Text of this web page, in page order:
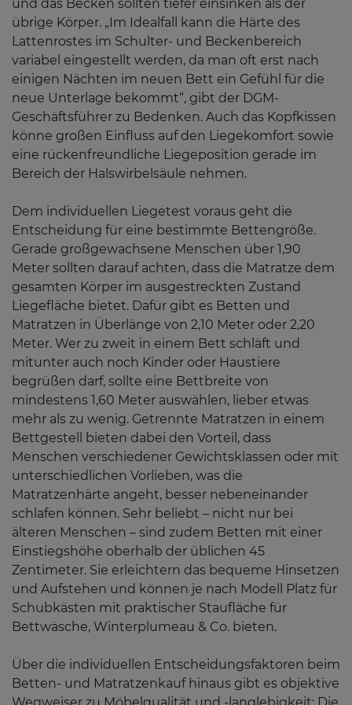
und das Becken sollten tiefer einsinken als der
übrige Körper. „Im Idealfall kann die Härte des
Lattenrostes im Schulter- und Beckenbereich
variabel eingestellt werden, da man oft erst nach
einigen Nächten im neuen Bett ein Gefühl für die
neue Unterlage bekommt“, gibt der DGM-
Geschäftsführer zu Bedenken. Auch das Kopfkissen
könne großen Einfluss auf den Liegekomfort sowie
eine rückenfreundliche Liegeposition gerade im
Bereich der Halswirbelsäule nehmen.
Dem individuellen Liegetest voraus geht die
Entscheidung für eine bestimmte Bettengröße.
Gerade großgewachsene Menschen über 1,90
Meter sollten darauf achten, dass die Matratze dem
gesamten Körper im ausgestreckten Zustand
Liegefläche bietet. Dafür gibt es Betten und
Matratzen in Überlänge von 2,10 Meter oder 2,20
Meter. Wer zu zweit in einem Bett schläft und
mitunter auch noch Kinder oder Haustiere
begrüßen darf, sollte eine Bettbreite von
mindestens 1,60 Meter auswählen, lieber etwas
mehr als zu wenig. Getrennte Matratzen in einem
Bettgestell bieten dabei den Vorteil, dass
Menschen verschiedener Gewichtsklassen oder mit
unterschiedlichen Vorlieben, was die
Matratzenhärte angeht, besser nebeneinander
schlafen können. Sehr beliebt – nicht nur bei
älteren Menschen – sind zudem Betten mit einer
Einstiegshöhe oberhalb der üblichen 45
Zentimeter. Sie erleichtern das bequeme Hinsetzen
und Aufstehen und können je nach Modell Platz für
Schubkästen mit praktischer Staufläche für
Bettwäsche, Winterplumeau & Co. bieten.
Über die individuellen Entscheidungsfaktoren beim
Betten- und Matratzenkauf hinaus gibt es objektive